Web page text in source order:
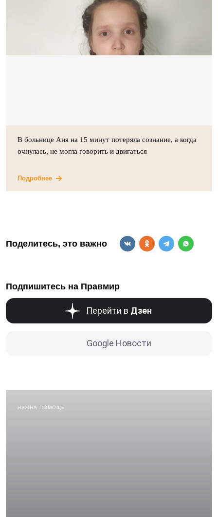
В больнице Аня на 15 минут потеряла сознание, а когда
очнулась, не могла говорить и двигаться
Подробнее
Поделитесь, это важно
Подпишитесь на Правмир
Перейти в Дзен
Google Новости
НУЖНА ПОМОЩЬ